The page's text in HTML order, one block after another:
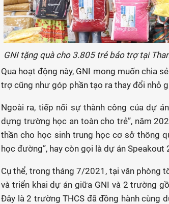
GNI tặng quà cho 3.805 trẻ bảo trợ tại
Qua hoạt động này, GNI mong muốn chia
trợ cũng như góp phần tạo ra thay đổi nhỏ
Ngoài ra, tiếp nối sự thành công của dự
dựng trường học an toàn cho trẻ”, năm
thần cho học sinh trung học cơ sở thông
học đường”, hay còn gọi là dự án Speakout
Cụ thể, trong tháng 7/2021, tại văn phòng
và triển khai dự án giữa GNI và 2 trường
Đây là 2 trường THCS đã đồng hành cùng